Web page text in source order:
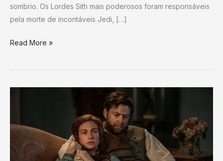
sombrio. Os Lordes Sith mais poderosos foram responsáveis
pela morte de incontáveis Jedi, […]
Read More »
um
Personagem